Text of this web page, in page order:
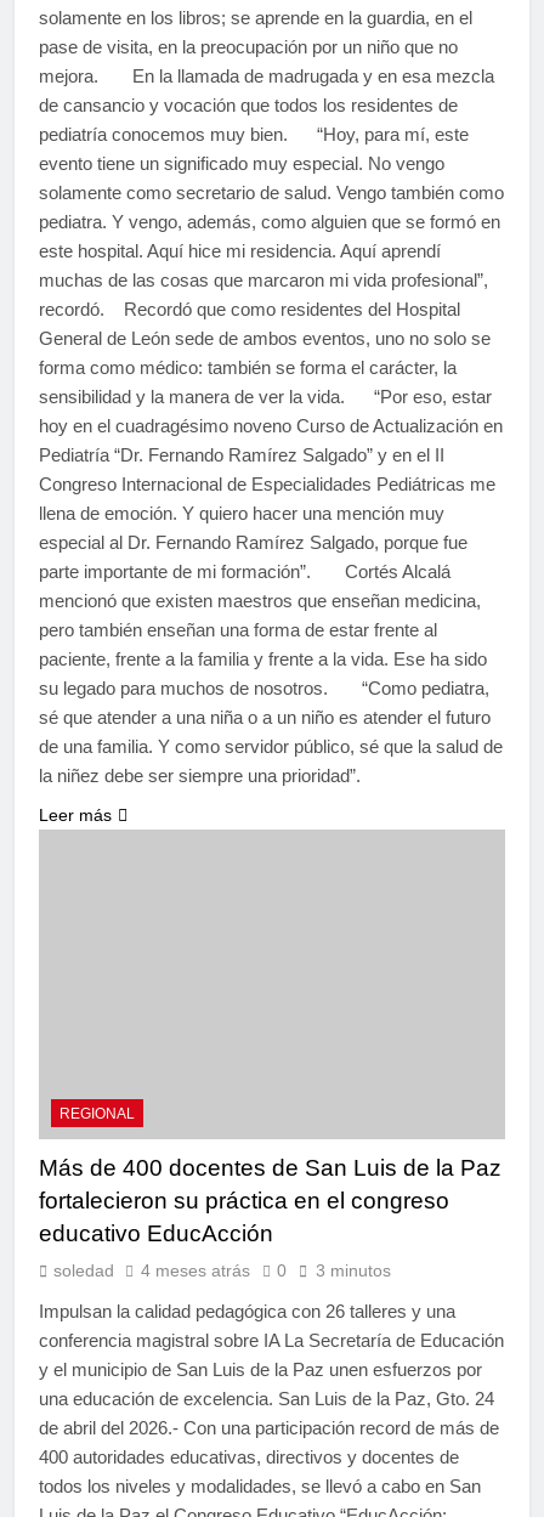
solamente en los libros; se aprende en la guardia, en el
pase de visita, en la preocupación por un niño que no
mejora. En la llamada de madrugada y en esa mezcla
de cansancio y vocación que todos los residentes de
pediatría conocemos muy bien. “Hoy, para mí, este
evento tiene un significado muy especial. No vengo
solamente como secretario de salud. Vengo también como
pediatra. Y vengo, además, como alguien que se formó en
este hospital. Aquí hice mi residencia. Aquí aprendí
muchas de las cosas que marcaron mi vida profesional”,
recordó. Recordó que como residentes del Hospital
General de León sede de ambos eventos, uno no solo se
forma como médico: también se forma el carácter, la
sensibilidad y la manera de ver la vida. “Por eso, estar
hoy en el cuadragésimo noveno Curso de Actualización en
Pediatría “Dr. Fernando Ramírez Salgado” y en el II
Congreso Internacional de Especialidades Pediátricas me
llena de emoción. Y quiero hacer una mención muy
especial al Dr. Fernando Ramírez Salgado, porque fue
parte importante de mi formación”. Cortés Alcalá
mencionó que existen maestros que enseñan medicina,
pero también enseñan una forma de estar frente al
paciente, frente a la familia y frente a la vida. Ese ha sido
su legado para muchos de nosotros. “Como pediatra,
sé que atender a una niña o a un niño es atender el futuro
de una familia. Y como servidor público, sé que la salud de
la niñez debe ser siempre una prioridad”.
Leer más
REGIONAL
Más de 400 docentes de San Luis de la Paz
fortalecieron su práctica en el congreso
educativo EducAcción
soledad 4 meses atrás 0 3 minutos
Impulsan la calidad pedagógica con 26 talleres y una
conferencia magistral sobre IA La Secretaría de Educación
y el municipio de San Luis de la Paz unen esfuerzos por
una educación de excelencia. San Luis de la Paz, Gto. 24
de abril del 2026.- Con una participación record de más de
400 autoridades educativas, directivos y docentes de
todos los niveles y modalidades, se llevó a cabo en San